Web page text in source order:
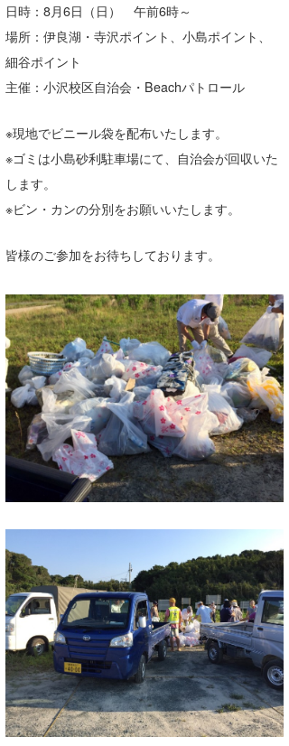
日時：8月6日（日） 午前6時～
場所：伊良湖・寺沢ポイント、小島ポイント、
細谷ポイント
主催：小沢校区自治会・Beachパトロール
※現地でビニール袋を配布いたします。
※ゴミは小島砂利駐車場にて、自治会が回収いた
します。
※ビン・カンの分別をお願いいたします。
皆様のご参加をお待ちしております。
沖縄
Core Surf Japan
Yasunari Inoue
Yoshiyuki Obata
arukasvision
DELTA FORCE SURF
CBA Films
熊谷素子
Colors MAGAZINE
WAVAL
福島寿実子
中浦“JET”章
嵯峨明日香
進士剛光
田原啓江
植村未来
大野”MAR”修聖
喜納海人
波伝説スタッフ
☆加藤
+☆maki☆+
Aichan
chan-U
ECE
H
KID
KOBU
KY
MIN
波伝説